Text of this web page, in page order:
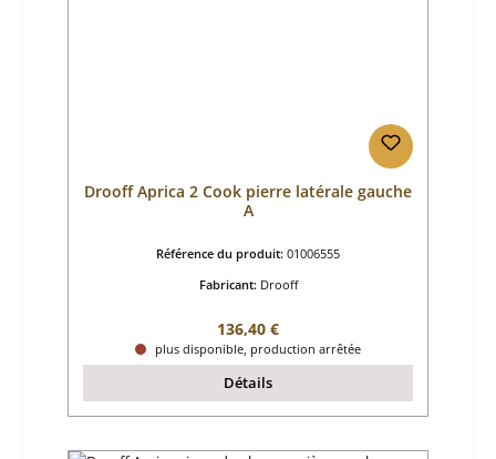
Drooff Aprica 2 Cook pierre latérale gauche
A
Référence du produit: 01006555
Fabricant: Drooff
Prix régulier :
136,40 €
plus disponible, production arrêtée
Détails